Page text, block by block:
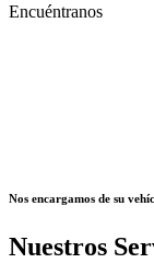
Encuéntranos
Nos encargamos de su
Nuestros